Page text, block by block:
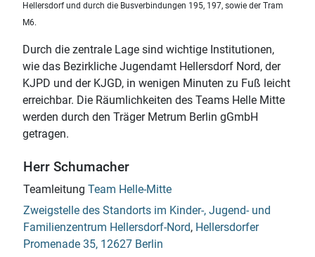
Hellersdorf und durch die Busverbindungen 195, 197, sowie der Tram
M6.
Durch die zentrale Lage sind wichtige Institutionen,
wie das Bezirkliche Jugendamt Hellersdorf Nord, der
KJPD und der KJGD, in wenigen Minuten zu Fuß leicht
erreichbar. Die Räumlichkeiten des Teams Helle Mitte
werden durch den Träger Metrum Berlin gGmbH
getragen.
Herr Schumacher
Teamleitung Team Helle-Mitte
Zweigstelle des Standorts im Kinder-, Jugend- und
Familienzentrum Hellersdorf-Nord, Hellersdorfer
Promenade 35, 12627 Berlin